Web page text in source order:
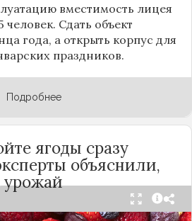
вместимость лицея
человек. Сдать объект
года, а открыть корпус для
праздников.
Подробнее
ягоды сразу
объяснили,
урожай